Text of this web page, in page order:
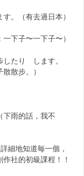
（有去過日本）
下子〜一下子〜）
たり します。
散步。）
下雨的話，我不
細地知道毎一個，
社的初級課程！！